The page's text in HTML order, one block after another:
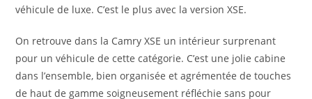
véhicule de luxe. C’est le plus avec la version XSE.
On retrouve dans la Camry XSE un intérieur surprenant
pour un véhicule de cette catégorie. C’est une jolie cabine
dans l’ensemble, bien organisée et agrémentée de touches
de haut de gamme soigneusement réfléchie sans pour